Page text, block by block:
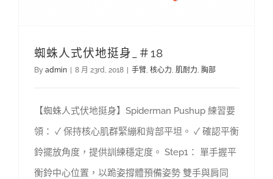
蜘蛛人式伏地挺身_＃18
By admin | 8 月 23rd, 2018 | 手臂 核心力 肌耐力 胸部
【蜘蛛人式伏地挺身】Spiderman Pushup 練習要
領： ✓ 保持核心肌群緊繃和背部平坦。 ✓ 確認平衡
鈴擺放角度，提供訓練穩定度。 Step1： 單手握平
衡鈴中心位置，以跪姿撐體預備姿勢 雙手與肩同